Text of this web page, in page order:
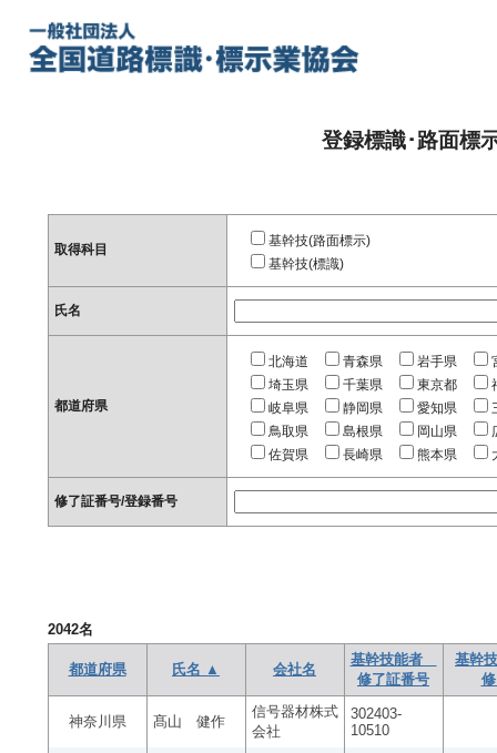
登録標識･路面標
取得科目
基幹技(路面標示)
基幹技(標識)
氏名
都道府県
北海道 青森県 岩手県
埼玉県
千葉県 東京都
岐阜県
静岡県 愛知県
鳥取県
島根県 岡山県
佐賀県
長崎県 熊本県
修了証番号/登録番号
2042名
都道府県 氏名 ▲ 会社名
基幹技能者
修了証番号
基幹
神奈川県 髙山 健作
信号器材株式
会社
302403-
10510